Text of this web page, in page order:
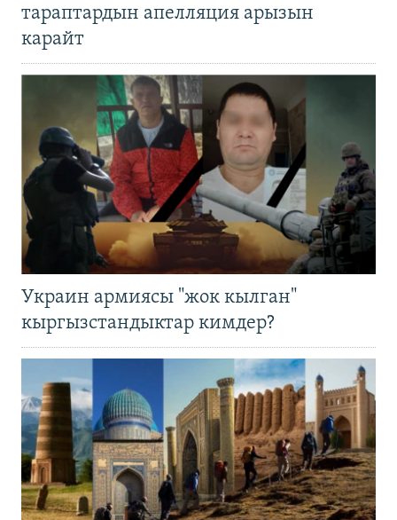
тараптардын апелляция арызын
карайт
Украин армиясы "жок кылган"
кыргызстандыктар кимдер?